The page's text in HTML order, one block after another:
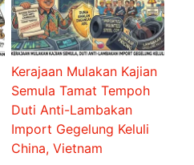
Kerajaan Mulakan Kajian
Semula Tamat Tempoh
Duti Anti-Lambakan
Import Gegelung Keluli
China, Vietnam